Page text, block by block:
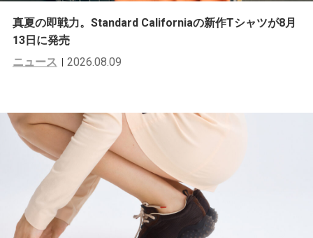
真夏の即戦力。Standard Californiaの新作Tシャツが8月
13日に発売
ニュース
2026.08.09